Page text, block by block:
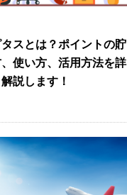
スとは？ポイントの貯
使い方、活用方法を詳
説します！